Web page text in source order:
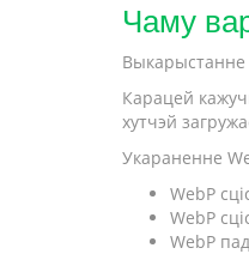
Чаму
Карацей
хутчэй
Укараненне
WebP
WebP
WebP